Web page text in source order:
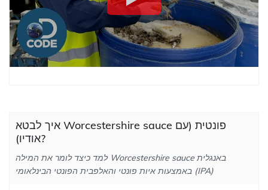
איך לבטא Worcestershire sauce פונטית (עם
אודיו)?
למד כיצד לומר את המילה Worcestershire sauce באנגלית
באמצעות איות פונטי והאלפבית הפונטי הבינלאומי (IPA)